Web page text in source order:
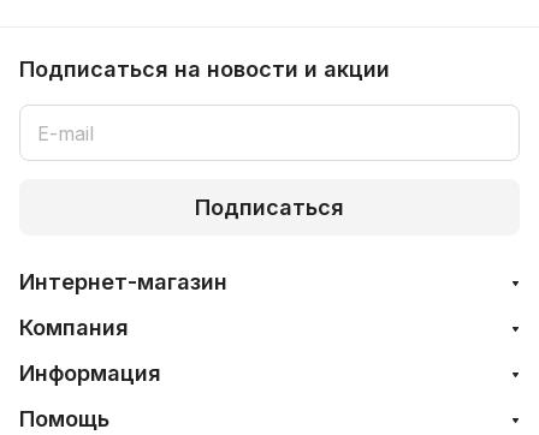
Подписаться на новости и акции
Подписаться
Интернет-магазин
Компания
Информация
Помощь